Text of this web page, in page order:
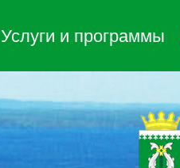
Услуги и программы